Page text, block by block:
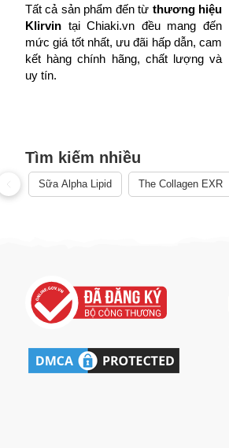
Tất cả sản phẩm đến từ thương hiệu
Klirvin tại Chiaki.vn đều mang đến
mức giá tốt nhất, ưu đãi hấp dẫn, cam
kết hàng chính hãng, chất lượng và
uy tín.
Tìm kiếm nhiều
Sữa Alpha Lipid The Collagen EXR